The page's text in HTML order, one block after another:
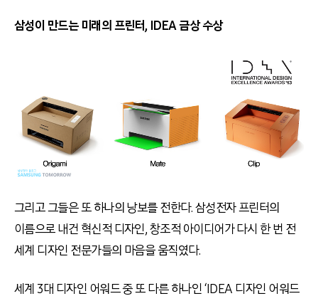
삼성이 만드는 미래의 프린터, IDEA 금상 수상
그리고 그들은 또 하나의 낭보를 전한다. 삼성전자 프린터의
이름으로 내건 혁신적 디자인, 창조적 아이디어가 다시 한 번 전
세계 디자인 전문가들의 마음을 움직였다.
세계 3대 디자인 어워드 중 또 다른 하나인 ‘IDEA 디자인 어워드